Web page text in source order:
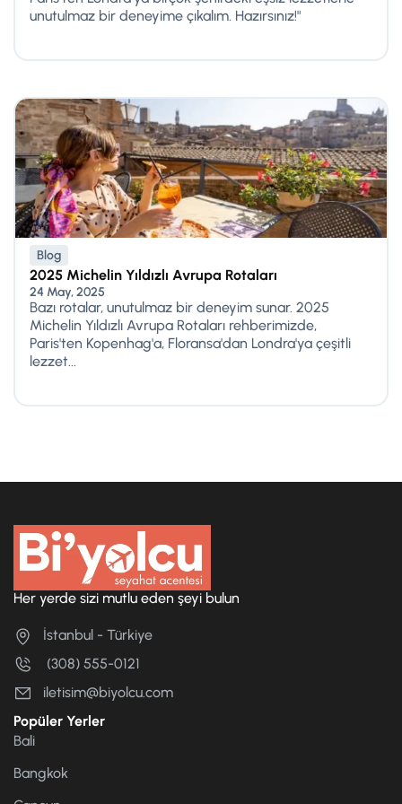
unutulmaz bir deneyime çıkalım. Hazırsınız!"
Blog
2025 Michelin Yıldızlı Avrupa Rotaları
24 May, 2025
Bazı rotalar, unutulmaz bir deneyim sunar. 2025
Michelin Yıldızlı Avrupa Rotaları rehberimizde,
Paris'ten Kopenhag'a, Floransa'dan Londra'ya çeşitli
lezzet...
Her yerde sizi mutlu eden şeyi bulun
İstanbul - Türkiye
(308) 555-0121
iletisim@biyolcu.com
Popüler Yerler
Bali
Bangkok